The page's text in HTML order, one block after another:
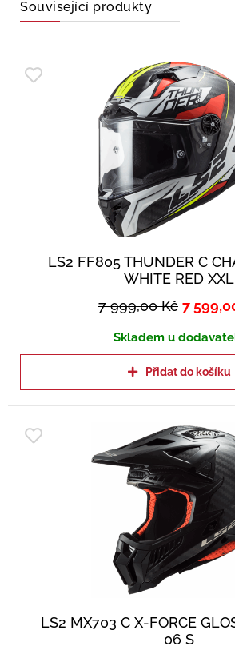
Související produkty
LS2 FF805 THUNDER C
WHITE RED XXL
7 999,00Kč 7
Skladem u
Přidat do košíku
LS2 MX703 C X-FORCE
06 S